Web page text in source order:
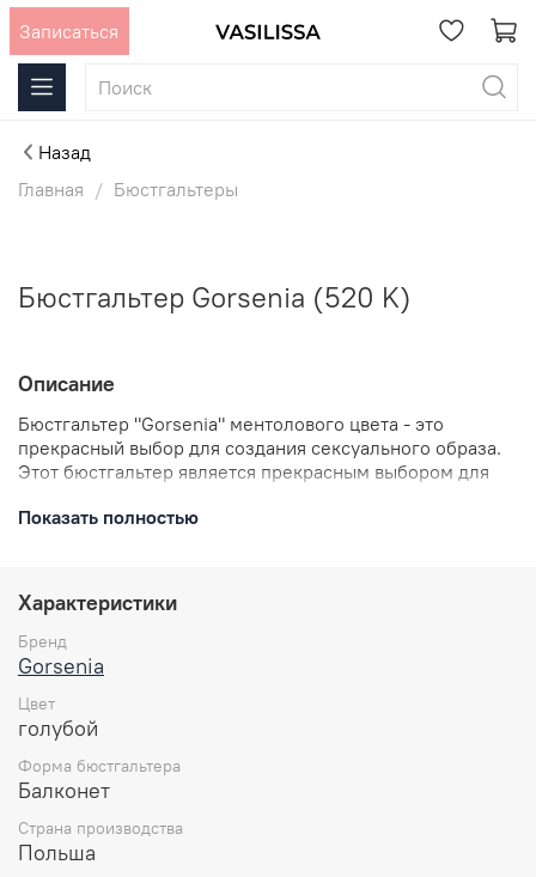
Записаться
Назад
Главная
Бюстгальтеры
Бюстгальтер Gorsenia (520 K)
Описание
Бюстгальтер "Gorsenia" ментолового цвета - это
прекрасный выбор для создания сексуального образа.
Этот бюстгальтер является прекрасным выбором для
чувствовать себя уверенно.
Тонкий поролон
Вшит дополнительный кармашек для вкладной
подушечки
Застежка: 2 или 3 крючка на 3 позиции( в
Несъемные,регулируемые бретели
90% полиамид
Показать полностью
Характеристики
Бренд
Gorsenia
Цвет
голубой
Форма бюстгальтера
Балконет
Страна производства
Польша